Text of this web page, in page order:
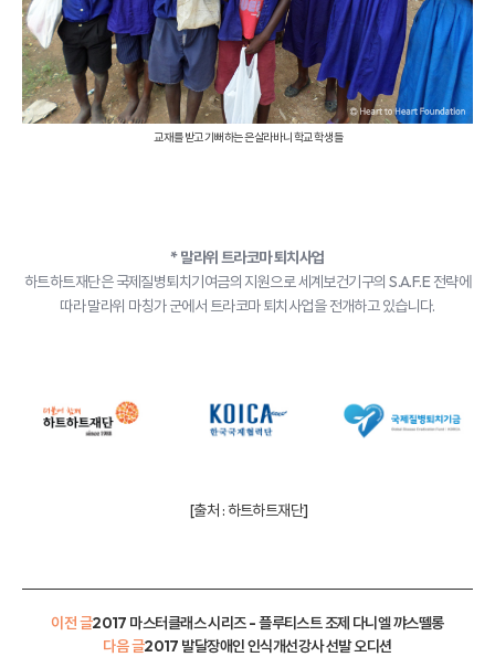
교재를 받고 기뻐하는 은살라바니 학교 학생들
*말라위 트라코마 퇴치사업
하트하트재단은 국제질병퇴치기여금의 지원으로 세계보건기구의 S.A.F.E 전략에
따라 말라위 마칭가 군에서 트라코마 퇴치사업을 전개하고 있습니다.
[출처 :하트하트재단]
이전 글2017 마스터클래스 시리즈 - 플루티스트 조제 다니엘 꺄스뗄롱
2017 발달장애인 인식개선강사 선발 오디션
다음 글